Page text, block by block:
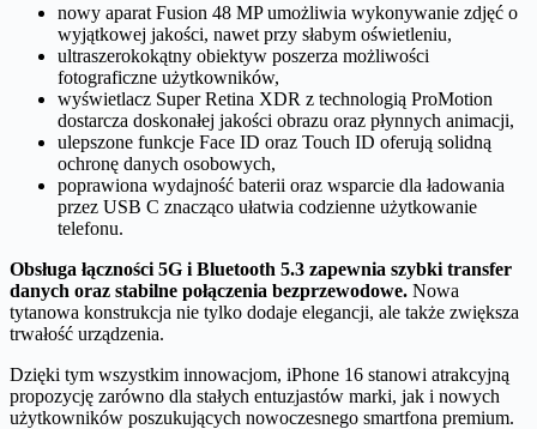
nowy aparat Fusion 48 MP umożliwia wykonywanie zdjęć o
wyjątkowej jakości, nawet przy słabym oświetleniu,
ultraszerokokątny obiektyw poszerza możliwości
fotograficzne użytkowników,
wyświetlacz Super Retina XDR z technologią ProMotion
dostarcza doskonałej jakości obrazu oraz płynnych animacji,
ulepszone funkcje Face ID oraz Touch ID oferują solidną
ochronę danych osobowych,
poprawiona wydajność baterii oraz wsparcie dla ładowania
przez USB C znacząco ułatwia codzienne użytkowanie
telefonu.
Obsługa łączności 5G i Bluetooth 5.3 zapewnia szybki transfer
danych oraz stabilne połączenia bezprzewodowe. Nowa
tytanowa konstrukcja nie tylko dodaje elegancji, ale także zwiększa
trwałość urządzenia.
Dzięki tym wszystkim innowacjom, iPhone 16 stanowi atrakcyjną
propozycję zarówno dla stałych entuzjastów marki, jak i nowych
użytkowników poszukujących nowoczesnego smartfona premium.